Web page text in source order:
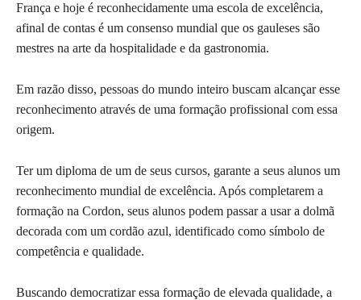
França e hoje é reconhecidamente uma escola de excelência,
afinal de contas é um consenso mundial que os gauleses são
mestres na arte da hospitalidade e da gastronomia.
Em razão disso, pessoas do mundo inteiro buscam alcançar esse
reconhecimento através de uma formação profissional com essa
origem.
Ter um diploma de um de seus cursos, garante a seus alunos um
reconhecimento mundial de excelência. Após completarem a
formação na Cordon, seus alunos podem passar a usar a dolmã
decorada com um cordão azul, identificado como símbolo de
competência e qualidade.
Buscando democratizar essa formação de elevada qualidade, a